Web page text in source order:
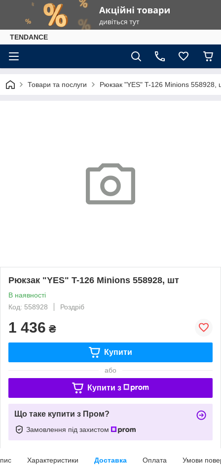
TENDANCE
Товари та послуги Рюкзак "YES" T-126 Minions 558928,
Рюкзак "YES" T-126 Minions 558928, шт
В наявності
Код: 558928
Роздріб
1 436 ₴
Купити
або
Купити з
Що таке купити з Пром?
Замовлення під захистом
Характеристики Доставка Оплата Умови